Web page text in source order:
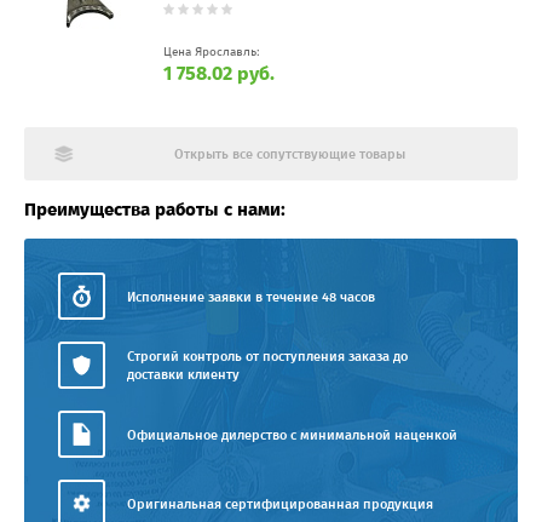
Цена Ярославль:
1 758.02 руб.
Открыть все сопутствующие товары
Преимущества работы с нами:
Исполнение заявки в течение 48 часов
Строгий контроль от поступления заказа до
доставки клиенту
Официальное дилерство с минимальной наценкой
Оригинальная сертифицированная продукция